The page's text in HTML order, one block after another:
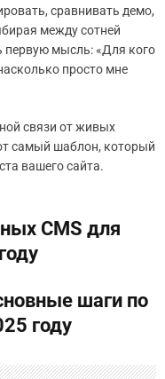
сравнивать демо,
между сотней
первую мысль: «Для кого
просто мне
связи от живых
самый шаблон, который
вашего сайта.
CMS для
шаги по
году